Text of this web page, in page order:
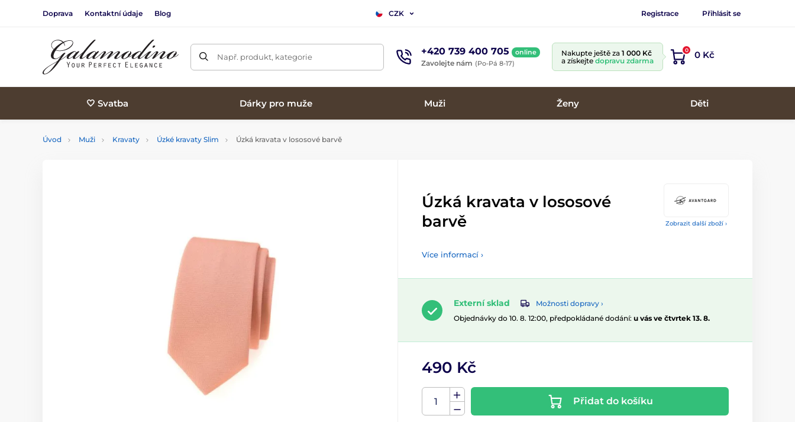
Doprava Kontaktní údaje Blog CZK Registrace Přihlásit se
Např. produkt, kategorie +420 739 400 705 online
Zavolejte nám (Po-Pá 8-17)
Nakupte ještě za 1 000 Kč
a získejte dopravu zdarma
0 0 Kč
🤍 Svatba Dárky pro muže Muži Ženy Děti
Úvod Muži Kravaty Úzké kravaty Slim Úzká kravata v lososové barvě
Zobrazit další zboží ›
Úzká kravata v lososové
barvě
Více informací ›
Externí sklad
Možnosti dopravy ›
Objednávky do 10. 8. 12:00, předpokládané dodání: u vás ve čtvrtek 13. 8.
490 Kč
Přidat do košíku